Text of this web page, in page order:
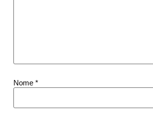
Nome *